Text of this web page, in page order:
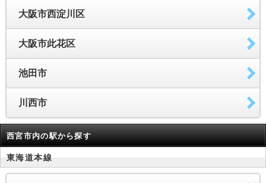
大阪市西淀川区
大阪市此花区
池田市
川西市
西宮市内の駅から探す
東海道本線